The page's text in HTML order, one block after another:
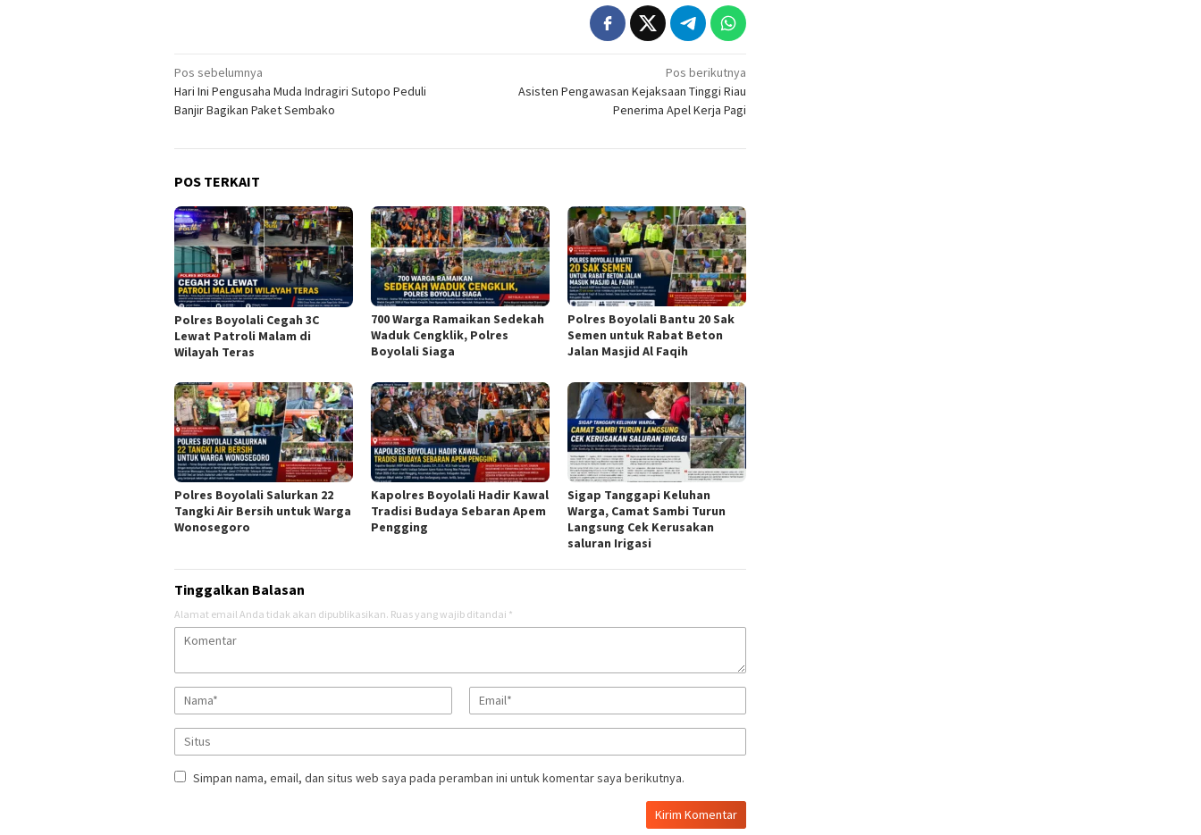
Navigasi
pos
Pos sebelumnya
Hari Ini Pengusaha Muda Indragiri Sutopo Peduli
Banjir Bagikan Paket Sembako
Pos berikutnya
Asisten Pengawasan Kejaksaan Tinggi Riau
Penerima Apel Kerja Pagi
POS TERKAIT
Polres Boyolali Cegah 3C
Lewat Patroli Malam di
Wilayah Teras
700 Warga Ramaikan Sedekah
Waduk Cengklik, Polres
Boyolali Siaga
Polres Boyolali Bantu 20 Sak
Semen untuk Rabat Beton
Jalan Masjid Al Faqih
Polres Boyolali Salurkan 22
Tangki Air Bersih untuk Warga
Wonosegoro
Kapolres Boyolali Hadir Kawal
Tradisi Budaya Sebaran Apem
Pengging
Sigap Tanggapi Keluhan
Warga, Camat Sambi Turun
Langsung Cek Kerusakan
saluran Irigasi
Tinggalkan Balasan
Alamat email Anda tidak akan dipublikasikan. Ruas yang wajib ditandai *
Simpan nama, email, dan situs web saya pada peramban ini untuk komentar saya berikutnya.